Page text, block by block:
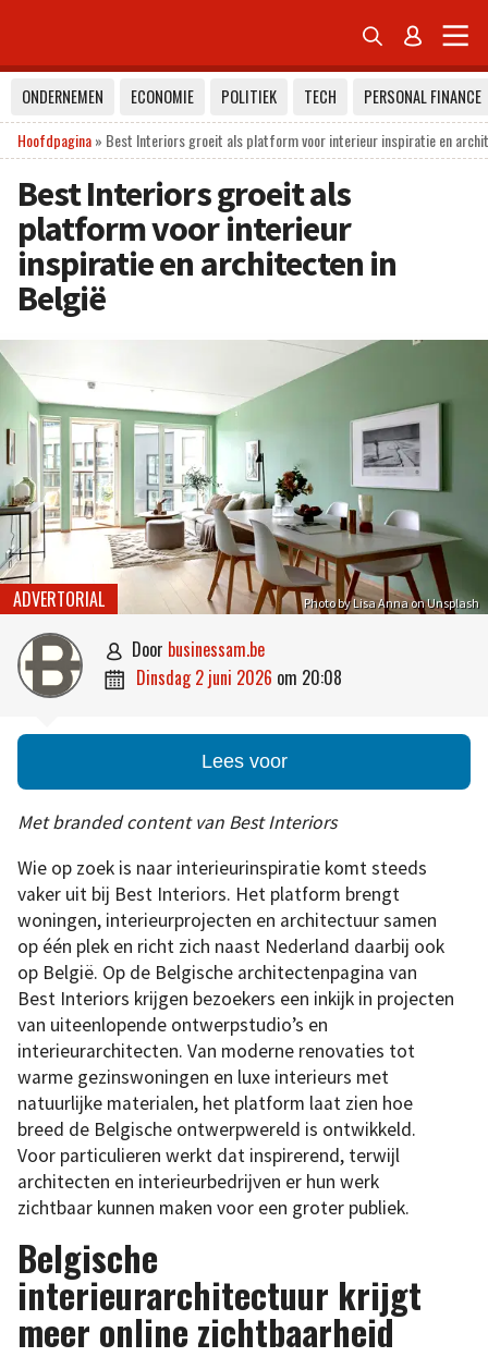
 
ONDERNEMEN ECONOMIE POLITIEK TECH
PERSONAL FINANCE
Hoofdpagina» Best Interiors groeit als platform voor interieur inspiratie en
Best Interiors groeit als
platform voor interieur
inspiratie en architecten in
België
Photo by Lisa Anna on Unsplash
ADVERTORIAL
 door businessam.be
 dinsdag 2 juni 2026 om 20:08
Lees voor
Met branded content van Best Interiors
Wie op zoek is naar interieurinspiratie komt steeds
vaker uit bij Best Interiors. Het platform brengt
woningen, interieurprojecten en architectuur samen
op één plek en richt zich naast Nederland daarbij ook
op België. Op de Belgische architectenpagina van
Best Interiors krijgen bezoekers een inkijk in projecten
van uiteenlopende ontwerpstudio’s en
interieurarchitecten. Van moderne renovaties tot
warme gezinswoningen en luxe interieurs met
natuurlijke materialen, het platform laat zien hoe
breed de Belgische ontwerpwereld is ontwikkeld.
Voor particulieren werkt dat inspirerend, terwijl
architecten en interieurbedrijven er hun werk
zichtbaar kunnen maken voor een groter publiek.
Belgische
interieurarchitectuur krijgt
meer online zichtbaarheid